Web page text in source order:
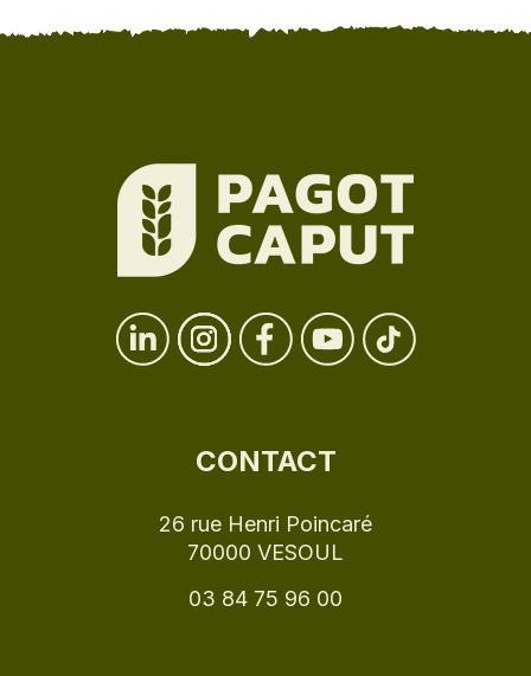
CONTACT
26 rue Henri Poincaré
70000 VESOUL
03 84 75 96 00